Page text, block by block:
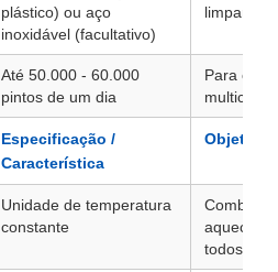
plástico) ou aço
inoxidável (facultativo)
limpar/
Até 50.000 - 60.000
pintos de um dia
Para
Especificação /
Característica
Objetivo
Unidade de temperatura
constante
todos os